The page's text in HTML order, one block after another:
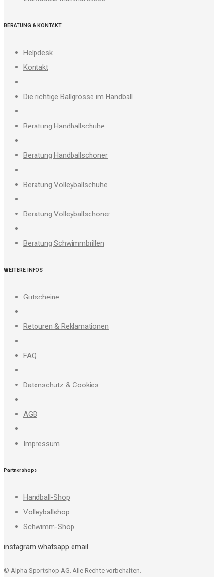
BERATUNG & KONTAKT
Helpdesk
Kontakt
Die richtige Ballgrösse im Handball
Beratung Handballschuhe
Beratung Handballschoner
Beratung Volleyballschuhe
Beratung Volleyballschoner
Beratung Schwimmbrillen
WEITERE INFOS
Gutscheine
Retouren & Reklamationen
FAQ
Datenschutz & Cookies
AGB
Impressum
Partnershops
Handball-Shop
Volleyballshop
Schwimm-Shop
instagram whatsapp email
© Alpha Sportshop AG. Alle Rechte vorbehalten.